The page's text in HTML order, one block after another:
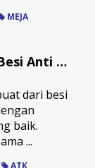
MEJA
Penjepit Besi Anti Karat BANTEX 50 pcs
dari besi
baik.
...
ATK